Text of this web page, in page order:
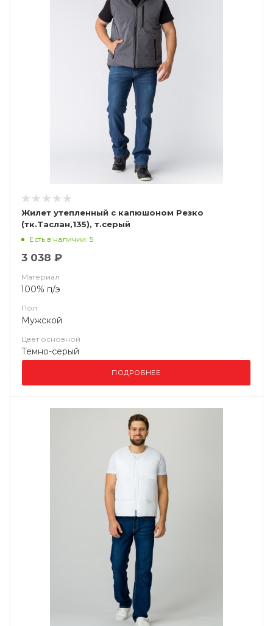
Жилет утепленный с капюшоном Резко
(тк.Таслан,135), т.серый
Есть в наличии: 5
3 038 ₽
Материал
100% п/э
Пол
Мужской
Цвет основной
Темно-серый
ПОДРОБНЕЕ